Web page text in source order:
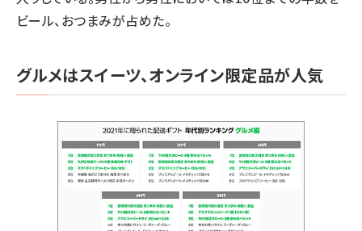
ビール、おつまみが占めた。
グルメはスイーツ、オンライン限定品が人気